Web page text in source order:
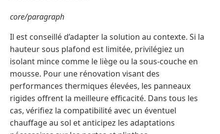
core/paragraph
Il est conseillé d’adapter la solution au contexte. Si la
hauteur sous plafond est limitée, privilégiez un
isolant mince comme le liège ou la sous-couche en
mousse. Pour une rénovation visant des
performances thermiques élevées, les panneaux
rigides offrent la meilleure efficacité. Dans tous les
cas, vérifiez la compatibilité avec un éventuel
chauffage au sol et anticipez les adaptations